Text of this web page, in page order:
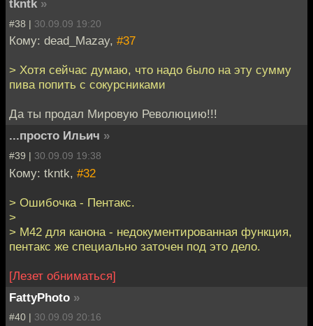
tkntk »
#38 | 30.09.09 19:20
Кому: dead_Mazay, #37
> Хотя сейчас думаю, что надо было на эту сумму
пива попить с сокурсниками
Да ты продал Мировую Революцию!!!
...просто Ильич »
#39 | 30.09.09 19:38
Кому: tkntk, #32
> Ошибочка - Пентакс.
>
> М42 для канона - недокументированная функция,
пентакс же специально заточен под это дело.
[Лезет обниматься]
FattyPhoto »
#40 | 30.09.09 20:16